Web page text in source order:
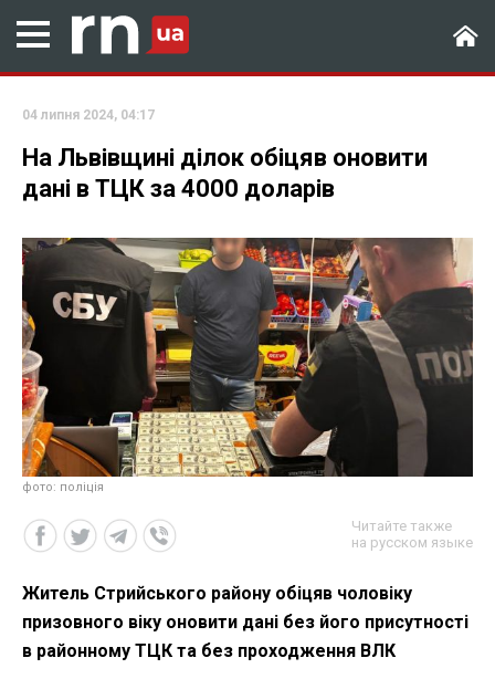
04 липня 2024, 04:17
На Львівщині ділок обіцяв оновити
дані в ТЦК за 4000 доларів
фото: поліція
Читайте также
на русском языке
Житель Стрийського району обіцяв чоловіку
призовного віку оновити дані без його присутності
в районному ТЦК та без проходження ВЛК